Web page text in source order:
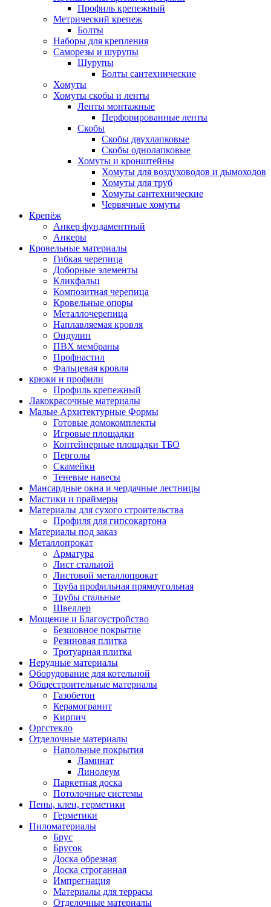
Профиль крепежный
Метрический крепеж
Болты
Наборы для крепления
Саморезы и шурупы
Шурупы
Болты сантехнические
Хомуты
Хомуты скобы и ленты
Ленты монтажные
Перфорированные ленты
Скобы
Скобы двухлапковые
Скобы однолапковые
Хомуты и кронштейны
Хомуты для воздуховодов и дымоходов
Хомуты для труб
Хомуты сантехнические
Червячные хомуты
Крепёж
Анкер фундаментный
Анкеры
Кровельные материалы
Гибкая черепица
Доборные элементы
Кликфальц
Композитная черепица
Кровельные опоры
Металлочерепица
Наплавляемая кровля
Ондулин
ПВХ мембраны
Профнастил
Фальцевая кровля
крюки и профили
Профиль крепежный
Лакокрасочные материалы
Малые Архитектурные Формы
Готовые домокомплекты
Игровые площадки
Контейнерные площадки ТБО
Перголы
Скамейки
Теневые навесы
Мансардные окна и чердачные лестницы
Мастики и праймеры
Материалы для сухого строительства
Профиля для гипсокартона
Материалы под заказ
Металлопрокат
Арматура
Лист стальной
Листовой металлопрокат
Труба профильная прямоугольная
Трубы стальные
Швеллер
Мощение и Благоустройство
Безшовное покрытие
Резиновая плитка
Тротуарная плитка
Нерудные материалы
Оборудование для котельной
Общестроительные материалы
Газобетон
Керамогранит
Кирпич
Оргстекло
Отделочные материалы
Напольные покрытия
Ламинат
Линолеум
Паркетная доска
Потолочные системы
Пены, клеи, герметики
Герметики
Пиломатериалы
Брус
Брусок
Доска обрезная
Доска строганная
Импрегнация
Материалы для террасы
Отделочные материалы